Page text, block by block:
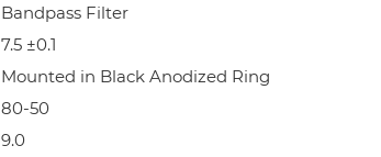
Bandpass Filter
7.5 ±0.1
Mounted in Black Anodized Ring
80-50
9.0